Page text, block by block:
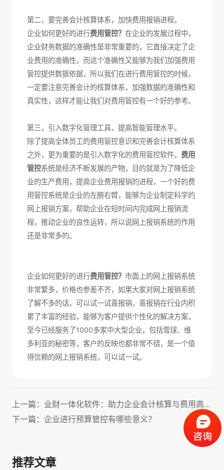
第二，要完善会计核算体系，加快费用报销进程。
企业如何更好的进行费用管控？ 在企业的发展过程中，
企业财务数据的准确性是非常重要的，它直接决定了企
业费用的准确性，而这个准确性又能够为我们加强费用
管控提供数据依据，所以我们在进行费用管控的时候，
一定要注意完善会计的核算体系，加强数据的准确性和
真实性，这样才能让我们对费用管控有一个好的参考。
第三，引入数字化管理工具，提高智能管理水平。
除了提高全体员工的费用管控意识和完善会计核算体系
之外，更为重要的是引入数字化的费用管控软件。 费用
管控系统是经济不断发展的产物，目的就是为了降低企
业的生产费用，提高企业费用报销的进程，一个好的费
用管控系统是企业的左膀右臂，能够为企业制定科学的
网上报销方案，帮助企业在短时间内完成网上报销流
程，推动企业的良性运转，所以说网上报销系统的作用
还是非常多的。
企业如何更好的进行费用管控？ 市面上的网上报销系统
非常繁多，价格也参差不齐，如果大家对网上报销系统
了解不多的话，可以试一试喜报销，喜报销在行业内积
累了丰富的经验，能够为客户提供个性化的解决方案，
至今已经服务了1000多家中大型企业，包括雪球、维
多利亚的秘密等，客户的反映也都非常不错，是一个值
得信赖的网上报销系统，可以试一试。
上一篇：业财一体化软件：助力企业会计核算与费用高效管理！
下一篇：企业进行预算管控有哪些意义？
推荐文章